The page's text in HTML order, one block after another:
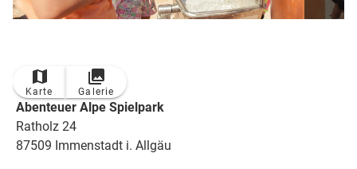
Karte Galerie
Abenteuer Alpe Spielpark
Ratholz 24
87509 Immenstadt i. Allgäu